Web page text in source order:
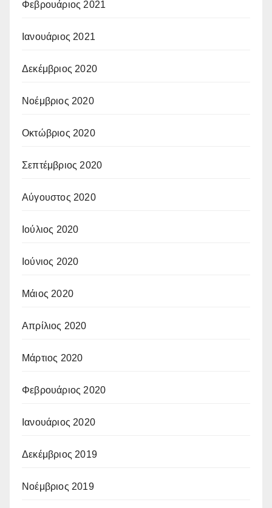
Φεβρουάριος 2021
Ιανουάριος 2021
Δεκέμβριος 2020
Νοέμβριος 2020
Οκτώβριος 2020
Σεπτέμβριος 2020
Αύγουστος 2020
Ιούλιος 2020
Ιούνιος 2020
Μάιος 2020
Απρίλιος 2020
Μάρτιος 2020
Φεβρουάριος 2020
Ιανουάριος 2020
Δεκέμβριος 2019
Νοέμβριος 2019